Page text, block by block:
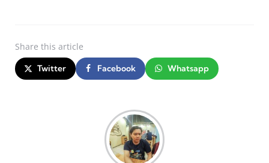
Share this article
Twitter Facebook Whatsapp